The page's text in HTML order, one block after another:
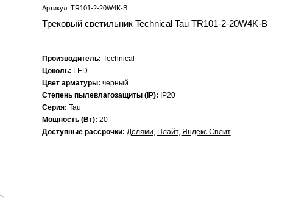
Артикул: TR101-2-20W4K-B
Трековый светильник Technical Tau TR101-2-20W4K-B
Производитель: Technical
Цоколь: LED
Цвет арматуры: черный
Степень пылевлагозащиты (IP):
IP20
Серия: Tau
Мощность (Вт): 20
Доступные рассрочки: Долями, Плайт, Яндекс.Сплит